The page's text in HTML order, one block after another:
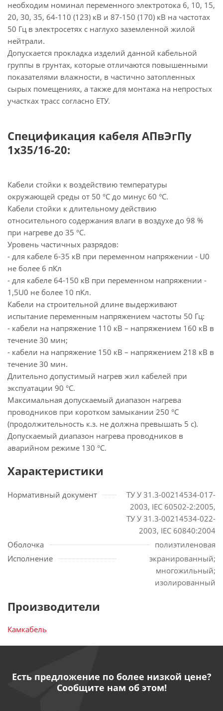
необходим номинал переменного электротока 6, 10, 15,
20, 30, 35, 64-110 (123) кВ и 87-150 (170) кВ на частотах
50 Гц в электросетях с наглухо заземленной жилой
нейтрали.
Допускается прокладка изделий данной кабельной
группы в грунтах, которые отличаются повышенными
показателями влажности, в частично затопленных
сырых помещениях, а также для монтажа на непростых
участках трасс согласно ЕТУ.
Спецификация кабеля АПвЭгПу
1х35/16-20:
Кабели стойки к воздействию температуры
окружающей среды от 50 °С до минус 60 °С.
Кабели стойки к длительному действию
относительного содержания влаги в воздухе до 98 %
при нагреве до 35 °С.
Уровень частичных разрядов:
- для кабеле 6-35 кВ при переменном напряжении - U0
не более 6 пКл
- для кабеле 64-150 кВ при переменном напряжении -
1,5U0 не более 10 пКл.
Кабели на строительной длине выдерживают
испытание переменным напряжением частоты 50 Гц:
- кабели на напряжение 110 кВ – напряжением 160 кВ в
течение 30 мин;
- кабели на напряжение 150 кВ – напряжением 218 кВ в
течение 30 мин.
Длительно допустимый нагрев жил кабелей при
экспуатации 90 °С.
Максимальная допускаемый диапазон нагрева
проводников при коротком замыкании 250 °С
(продолжительность к.з. не должна превышать 5 с).
Допускаемый диапазон нагрева проводников в
аварийном режиме 130 °С.
Характеристики
Нормативный документ
ТУ У 31.3-00214534-017-
2003, IEC 60502-2:2005,
ТУ У 31.3-00214534-022-
2003, IEC 60840:2004
Оболочка
полиэтиленовая
Исполнение
экранированный;
многожильный;
изолированный
Производители
Камкабель
Есть предложение по более низкой цене?
Сообщите нам об этом!